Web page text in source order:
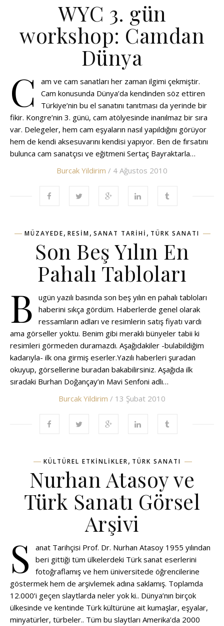
WYC 3. gün
workshop: Camdan
Dünya
C
am ve cam sanatları her zaman ilgimi çekmiştir.
Cam konusunda Dünya’da kendinden söz ettiren
Türkiye’nin bu el sanatını tanıtması da yerinde bir
fikir. Kongre’nin 3. günü, cam atölyesinde inanılmaz bir sıra
var. Delegeler, hem cam eşyaların nasıl yapıldığını görüyor
hem de kendi aksesuvarını kendisi yapıyor. Ben de fırsatını
bulunca cam sanatçısı ve eğitmeni Sertaç Bayraktarla…
Burcak Yildirim / 4 Ağustos 2010
MÜZAYEDE, RESIM, SANAT TARIHI , TÜRK SANATI
Son Beş Yılın En
Pahalı Tabloları
B
ugün yazılı basında son beş yılın en pahalı tabloları
haberini sıkça gördüm. Haberlerde genel olarak
ressamların adları ve resimlerin satış fiyatı vardı
ama görseller yoktu. Benim gibi meraklı bünyeler tabii ki
resimleri görmeden duramazdı. Aşağıdakiler -bulabildiğim
kadarıyla- ilk ona girmiş eserler.Yazılı haberleri şuradan
okuyup, görsellerine buradan bakabilirsiniz. Aşağıda ilk
sıradaki Burhan Doğançay’ın Mavi Senfoni adlı…
Burcak Yildirim / 13 Şubat 2010
KÜLTÜREL ETKINLIKLER, TÜRK SANATI
Nurhan Atasoy ve
Türk Sanatı Görsel
Arşivi
S
anat Tarihçisi Prof. Dr. Nurhan Atasoy 1955 yılından
beri gittiği tüm ülkelerdeki Türk sanat eserlerini
fotoğraflamış ve hem üniversitede öğrencilerine
göstermek hem de arşivlemek adına saklamış. Toplamda
12.000’i geçen slaytlarda neler yok ki.. Dünya’nın birçok
ülkesinde ve kentinde Türk kültürüne ait kumaşlar, eşyalar,
minyatürler, türbeler.. Tüm bu slaytları Amerika’da 2000